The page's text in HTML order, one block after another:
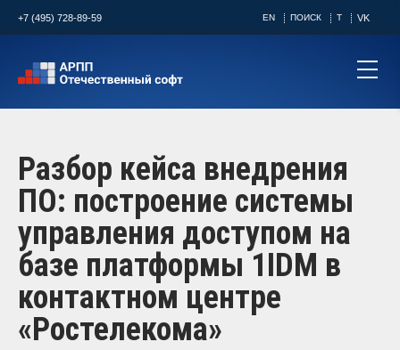
+7 (495) 728-89-59 EN ПОИСК T VK
Разбор кейса внедрения
ПО: построение системы
управления доступом на
базе платформы 1IDM в
контактном центре
«Ростелекома»